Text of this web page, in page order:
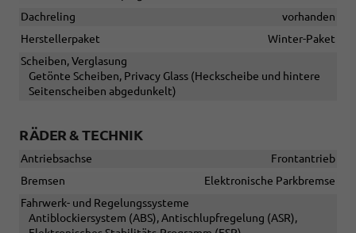
Dachreling
vorhanden
Herstellerpaket
Winter-Paket
Scheiben, Verglasung
Getönte Scheiben, Privacy Glass (Heckscheibe und hintere
Seitenscheiben abgedunkelt)
RÄDER & TECHNIK
Antriebsachse
Frontantrieb
Bremsen
Elektronische Parkbremse
Fahrwerk- und Regelungssysteme
Antiblockiersystem (ABS), Antischlupfregelung (ASR),